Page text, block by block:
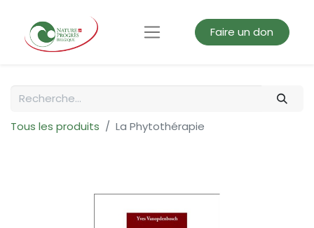
Faire un don
Tous les produits La Phytothérapie